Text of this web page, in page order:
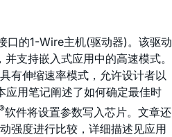
口的1-Wire主机(驱动器)。该驱动
支持嵌入式应用中的高速模式。
有伸缩速率模式，允许设计者以
用笔记阐述了如何确定最佳时
软件将设置参数写入芯片。文章还
强度进行比较，详细描述见应用